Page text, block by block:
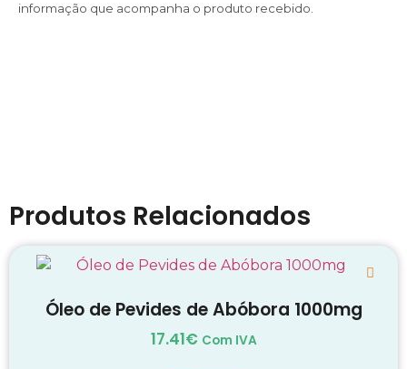
informação que acompanha o produto recebido.
Produtos Relacionados
Óleo de Pevides de Abóbora 1000mg
17.41€ Com IVA